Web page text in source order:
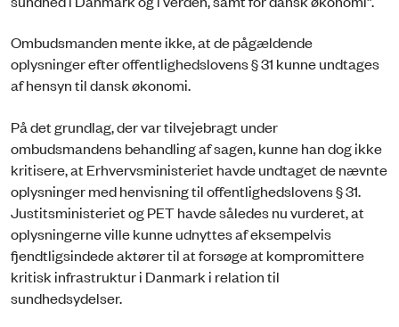
Ombudsmanden mente ikke, at de pågældende
oplysninger efter offentlighedslovens § 31 kunne undtages
af hensyn til dansk økonomi.
På det grundlag, der var tilvejebragt under
ombudsmandens behandling af sagen, kunne han dog ikke
kritisere, at Erhvervsministeriet havde undtaget de nævnte
oplysninger med henvisning til offentlighedslovens § 31.
Justitsministeriet og PET havde således nu vurderet, at
oplysningerne ville kunne udnyttes af eksempelvis
fjendtligsindede aktører til at forsøge at kompromittere
kritisk infrastruktur i Danmark i relation til
sundhedsydelser.